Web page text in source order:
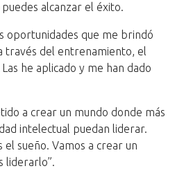
alcanzar el éxito.
oportunidades que me brindó
través del entrenamiento, el
he aplicado y me han dado
a crear un mundo donde más
intelectual puedan liderar.
el sueño. Vamos a crear un
liderarlo”.